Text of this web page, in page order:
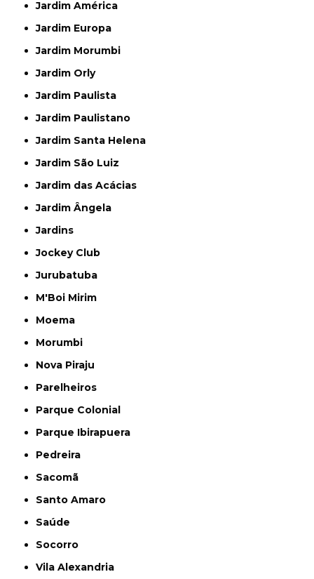
Jardim América
Jardim Europa
Jardim Morumbi
Jardim Orly
Jardim Paulista
Jardim Paulistano
Jardim Santa Helena
Jardim São Luiz
Jardim das Acácias
Jardim Ângela
Jardins
Jockey Club
Jurubatuba
M'Boi Mirim
Moema
Morumbi
Nova Piraju
Parelheiros
Parque Colonial
Parque Ibirapuera
Pedreira
Sacomã
Santo Amaro
Saúde
Socorro
Vila Alexandria